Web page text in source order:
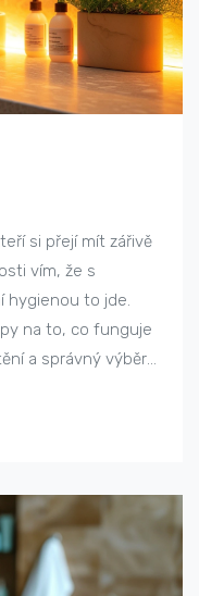
si přejí mít zářivě
vím, že s
hygienou to jde.
na to, co funguje
a správný výběr
se také o